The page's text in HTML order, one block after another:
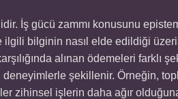
İş gücü zammı konusunu
bilginin nasıl elde edildiği
alınan ödemeleri farklı
şekillenir. Örneğin,
zihinsel işlerin daha ağır